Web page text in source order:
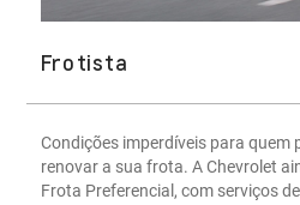
Frotista
Condições imperdíveis para quem
renovar a sua frota. A Chevrolet
Frota Preferencial, com serviços